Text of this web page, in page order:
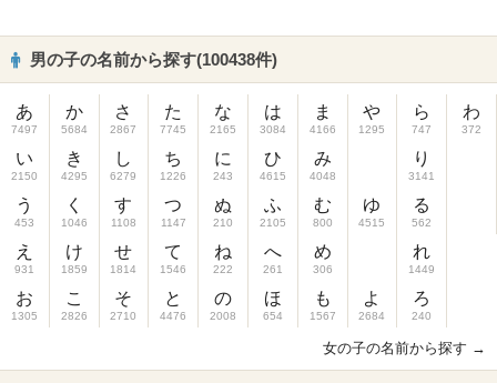
男の子の名前から探す(100438件)
あ
7497
い
2150
う
453
え
931
お
1305
か
5684
き
4295
く
1046
け
1859
こ
2826
さ
2867
し
6279
す
1108
せ
1814
そ
2710
た
7745
ち
1226
つ
1147
て
1546
と
4476
な
2165
に
243
ぬ
210
ね
222
の
2008
は
3084
ひ
4615
ふ
2105
へ
261
ほ
654
ま
4166
み
4048
む
800
め
306
も
1567
や
1295
ゆ
4515
よ
2684
ら
747
り
3141
る
562
れ
1449
ろ
240
わ
372
女の子の名前から探す →